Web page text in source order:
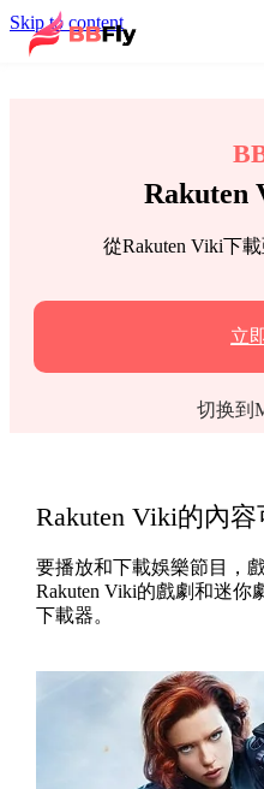
Skip to content
Rakuten
從Rakuten Viki下
立
切换到
Rakuten Viki的內
要播放和下載娛樂節目，
Rakuten Viki的戲劇和迷你
下載器。